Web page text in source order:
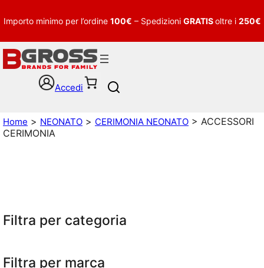
Importo minimo per l’ordine 100€ – Spedizioni GRATISoltre i 250€
Accedi
a
r
Home > NEONATO > CERIMONIA NEONATO > ACCESSORI
CERIMONIA
Filtra per categoria
Filtra per marca